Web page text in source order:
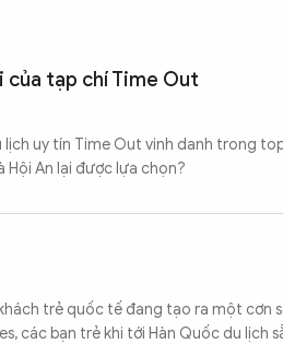
tạp chí Time Out
lịch uy tín Time Out vinh danh trong
Hội An lại được lựa chọn?
trẻ quốc tế đang tạo ra một cơn
các bạn trẻ khi tới Hàn Quốc du lịch